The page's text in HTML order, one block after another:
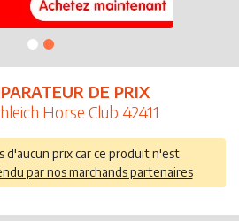
DE PRIX
Horse Club 42411
d'aucun prix car ce produit n'est
par nos marchands partenaires